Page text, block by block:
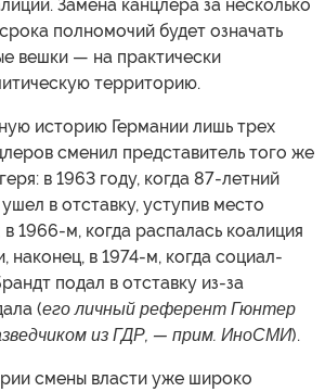
Замена канцлера за несколько
полномочий будет означать
вешки — на практически
территорию.
историю Германии лишь трех
сменил представитель того же
в 1963 году, когда 87-летний
в отставку, уступив место
1966-м, когда распалась коалиция
наконец, в 1974-м, когда социал-
подал в отставку из-за
(его личный референт Гюнтер
из ГДР, — прим. ИноСМИ).
смены власти уже широко